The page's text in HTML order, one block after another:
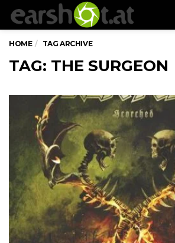
HOME TAG ARCHIVE
TAG: THE SURGEON